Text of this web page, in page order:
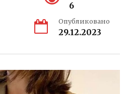
6
Опубликовано
29.12.2023